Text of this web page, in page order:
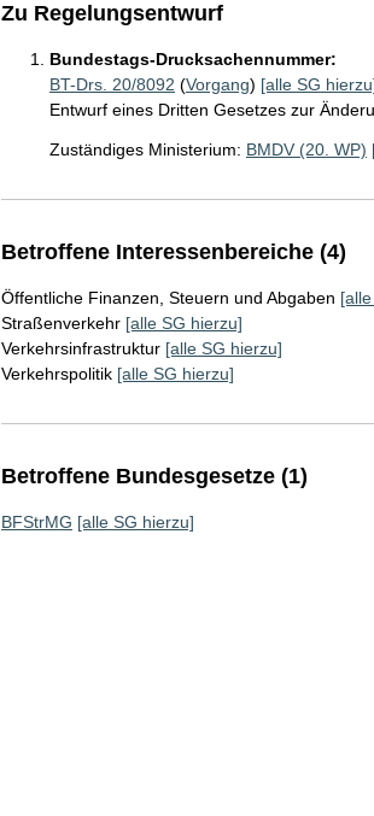
Zu Regelungsentwurf
Bundestags-Drucksachennummer:
BT-Drs. 20/8092 (Vorgang) [alle SG
Entwurf eines Dritten Gesetzes zur
Zuständiges Ministerium: BMDV (20. WP)
Betroffene Interessenbereiche (4)
Öffentliche Finanzen, Steuern und Abgaben
Straßenverkehr [alle SG hierzu]
Verkehrsinfrastruktur [alle SG hierzu]
Verkehrspolitik [alle SG hierzu]
Betroffene Bundesgesetze (1)
BFStrMG [alle SG hierzu]